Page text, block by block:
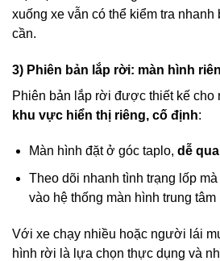
xuống xe vẫn có thể kiểm tra nhanh
cần.
3) Phiên bản lắp rời: màn hình
Phiên bản lắp rời được thiết kế
khu vực hiển thị riêng, cố định:
Màn hình đặt ở góc taplo, dễ
Theo dõi nhanh tình trạng lốp mà
vào hệ thống màn hình trung tâm
Với xe chạy nhiều hoặc người lái
hình rời là lựa chọn thực dụng và